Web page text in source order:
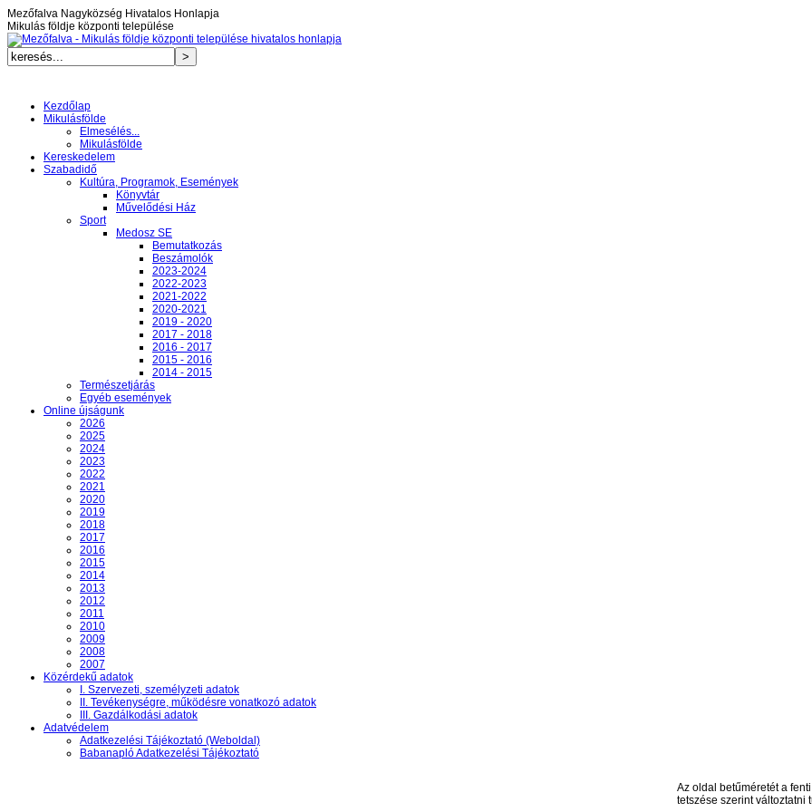
Mezőfalva Nagyközség Hivatalos Honlapja
Mikulás földje központi települése
Kezdőlap
Mikulásfölde
Elmesélés...
Mikulásfölde
Kereskedelem
Szabadidő
Kultúra, Programok, Események
Könyvtár
Művelődési Ház
Sport
Medosz SE
Bemutatkozás
Beszámolók
2023-2024
2022-2023
2021-2022
2020-2021
2019 - 2020
2017 - 2018
2016 - 2017
2015 - 2016
2014 - 2015
Természetjárás
Egyéb események
Online újságunk
2026
2025
2024
2023
2022
2021
2020
2019
2018
2017
2016
2015
2014
2013
2012
2011
2010
2009
2008
2007
Közérdekű adatok
I. Szervezeti, személyzeti adatok
II. Tevékenységre, működésre vonatkozó adatok
III. Gazdálkodási adatok
Adatvédelem
Adatkezelési Tájékoztató (Weboldal)
Babanapló Adatkezelési Tájékoztató
Az oldal betűméretét a
tetszése szerint változtatni